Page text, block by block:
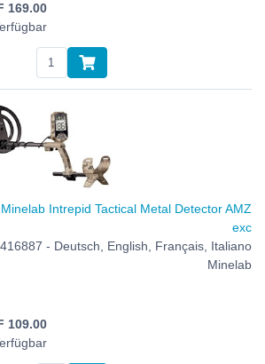
169.00
Minelab Intrepid Tactical Metal Detector AMZ
exc
416887 - Deutsch, English, Français, Italiano
Minelab
109.00